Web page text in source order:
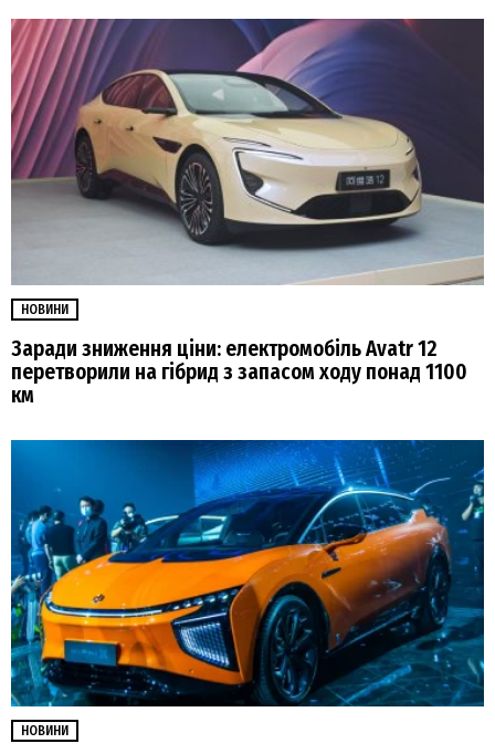
НОВИНИ
Заради зниження ціни: електромобіль Avatr 12
перетворили на гібрид з запасом ходу понад 1100
км
НОВИНИ